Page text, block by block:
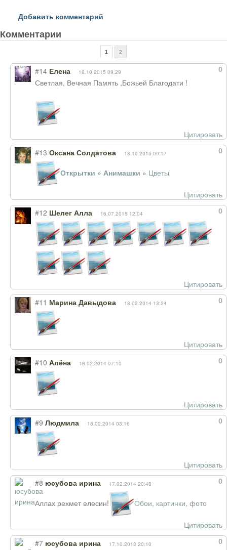
Добавить комментарий
Комментарии
1 2
0
#14 Елена 18.10.2015 09:29
Светлая, Вечная Память ,Божьей Благодати !
Цитировать
0
#13 Оксана Солдатова 18.10.2015 00:17
Открытки » Анимашки » Цветы
Цитировать
0
#12 Шелег Алла 16.07.2015 12:04
Цитировать
0
#11 Марина Давыдова 18.02.2014 13:24
Цитировать
0
#10 Алёна 18.02.2014 07:10
Цитировать
0
#9 Людмила 18.02.2014 03:16
Цитировать
0
#8 юсубова ирина 17.02.2014 20:48
Аллах рехмет елесин! Обои, картинки, фото
Цитировать
0
#7 юсубова ирина 17.10.2013 20:10